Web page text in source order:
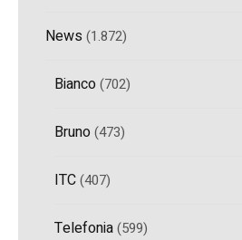
News (1.872)
Bianco(702)
Bruno(473)
ITC(407)
Telefonia(599)